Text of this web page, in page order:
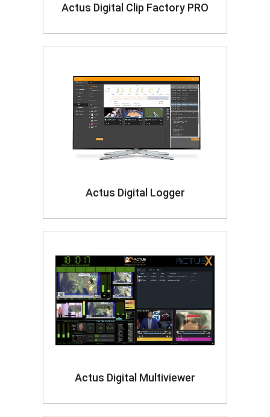
Actus Digital Clip Factory PRO
Actus Digital Logger
Actus Digital Multiviewer